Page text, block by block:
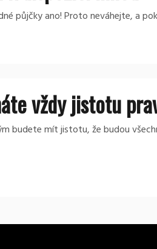
půjčky ano! Proto neváhejte, a
vždy jistotu
budete mít jistotu, že budou